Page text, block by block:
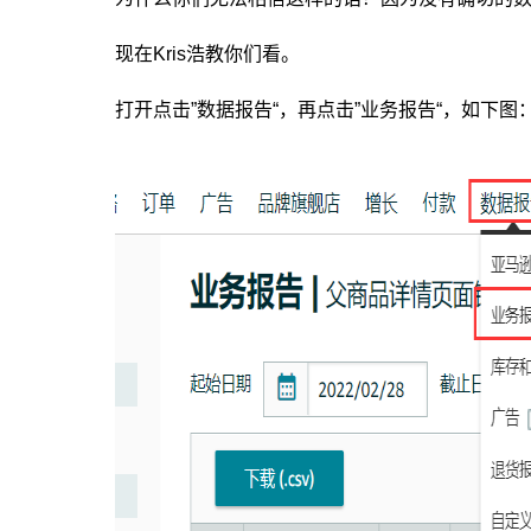
现在Kris浩教你们看。
打开点击”数据报告“，再点击”业务报告“，如下图